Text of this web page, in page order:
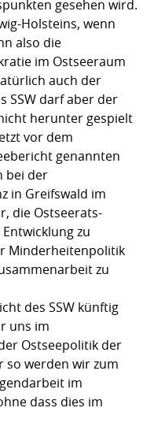
gesehen wird.
Holsteins, wenn
also die
im Ostseeraum
auch der
SSW darf aber der
herunter gespielt
vor dem
genannten
bei der
in Greifswald im
die Ostseerats-
zu
Minderheitenpolitik
zu
des SSW künftig
uns im
Ostseepolitik der
so werden wir zum
im
dass dies im